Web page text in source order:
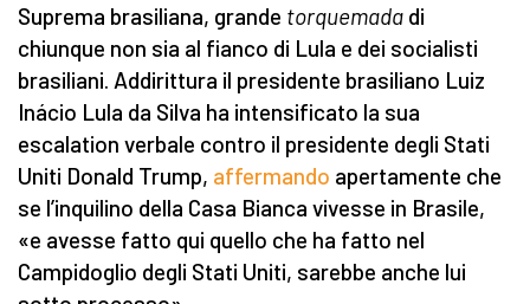
Suprema brasiliana, grande torquemada di
chiunque non sia al fianco di Lula e dei socialisti
brasiliani. Addirittura il presidente brasiliano Luiz
Inácio Lula da Silva ha intensificato la sua
escalation verbale contro il presidente degli Stati
Uniti Donald Trump, affermando apertamente che
se l’inquilino della Casa Bianca vivesse in Brasile,
«e avesse fatto qui quello che ha fatto nel
Campidoglio degli Stati Uniti, sarebbe anche lui